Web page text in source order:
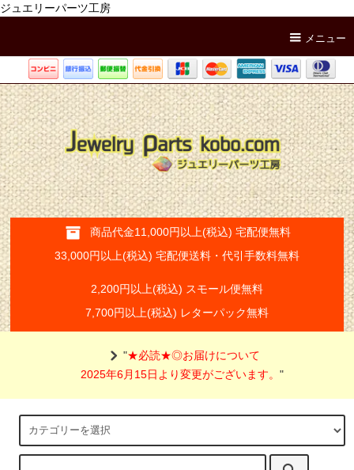
ジュエリーパーツ工房
メニュー
商品代金11,000円以上(税込) 宅配便無料
33,000円以上(税込) 宅配便送料・代引手数料無料
2,200円以上(税込) スモール便無料
7,700円以上(税込) レターパック無料
"★必読★◎お届けについて
2025年6月15日より変更がございます。"